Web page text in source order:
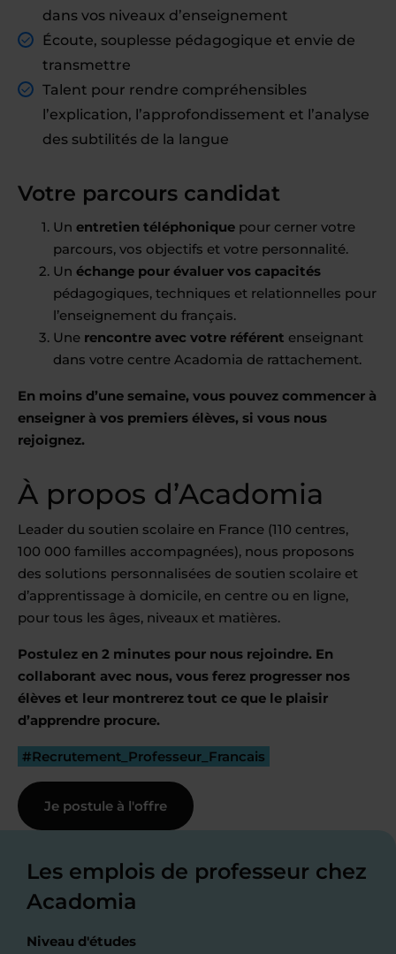
dans vos niveaux d’enseignement
Écoute, souplesse pédagogique et envie de
transmettre
Talent pour rendre compréhensibles
l’explication, l’approfondissement et l’analyse
des subtilités de la langue
Votre parcours candidat
Un entretien téléphonique pour cerner votre
parcours, vos objectifs et votre personnalité.
Un échange pour évaluer vos capacités
pédagogiques, techniques et relationnelles pour
l’enseignement du français.
Une rencontre avec votre référent enseignant
dans votre centre Acadomia de rattachement.
En moins d’une semaine, vous pouvez commencer à
enseigner à vos premiers élèves, si vous nous
rejoignez.
À propos d’Acadomia
Leader du soutien scolaire en France (110 centres,
100 000 familles accompagnées), nous proposons
des solutions personnalisées de soutien scolaire et
d’apprentissage à domicile, en centre ou en ligne,
pour tous les âges, niveaux et matières.
Postulez en 2 minutes pour nous rejoindre. En
collaborant avec nous, vous ferez progresser nos
élèves et leur montrerez tout ce que le plaisir
d’apprendre procure.
#Recrutement_Professeur_Francais
Je postule à l'offre
Les emplois de professeur chez
Acadomia
Niveau d'études